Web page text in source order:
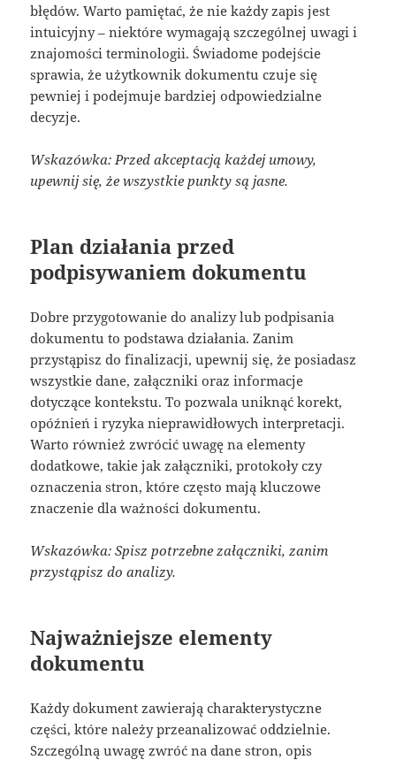
błędów. Warto pamiętać, że nie każdy zapis jest
intuicyjny – niektóre wymagają szczególnej uwagi i
znajomości terminologii. Świadome podejście
sprawia, że użytkownik dokumentu czuje się
pewniej i podejmuje bardziej odpowiedzialne
decyzje.
Wskazówka: Przed akceptacją każdej umowy,
upewnij się, że wszystkie punkty są jasne.
Plan działania przed
podpisywaniem dokumentu
Dobre przygotowanie do analizy lub podpisania
dokumentu to podstawa działania. Zanim
przystąpisz do finalizacji, upewnij się, że posiadasz
wszystkie dane, załączniki oraz informacje
dotyczące kontekstu. To pozwala uniknąć korekt,
opóźnień i ryzyka nieprawidłowych interpretacji.
Warto również zwrócić uwagę na elementy
dodatkowe, takie jak załączniki, protokoły czy
oznaczenia stron, które często mają kluczowe
znaczenie dla ważności dokumentu.
Wskazówka: Spisz potrzebne załączniki, zanim
przystąpisz do analizy.
Najważniejsze elementy
dokumentu
Każdy dokument zawierają charakterystyczne
części, które należy przeanalizować oddzielnie.
Szczególną uwagę zwróć na dane stron, opis